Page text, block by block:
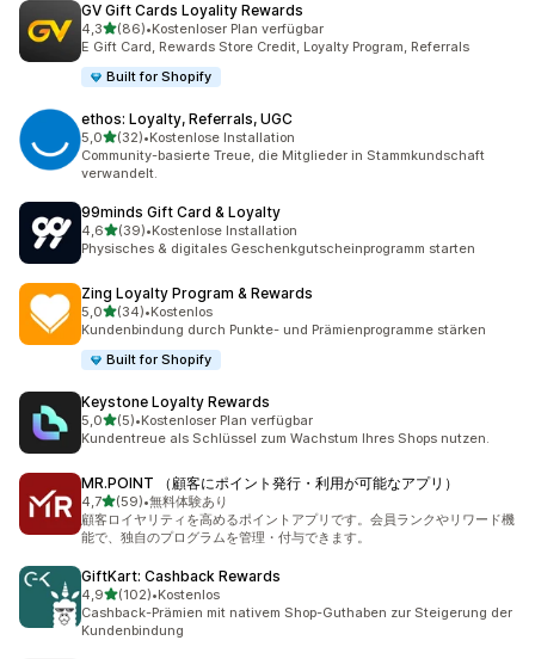
GV Gift Cards Loyality Rewards
4,3von 5 Sternen
(86)
86 Rezensionen insgesamt
•Kostenloser Plan verfügbar
E Gift Card, Rewards Store Credit, Loyalty Program, Referrals
Built for Shopify
ethos: Loyalty, Referrals, UGC
5,0von 5 Sternen
(32)
32 Rezensionen insgesamt
•Kostenlose Installation
Community-basierte Treue, die Mitglieder in Stammkundschaft
verwandelt.
99minds Gift Card & Loyalty
4,6von 5 Sternen
(39)
39 Rezensionen insgesamt
•Kostenlose Installation
Physisches & digitales Geschenkgutscheinprogramm starten
Zing Loyalty Program & Rewards
5,0von 5 Sternen
(34)
34 Rezensionen insgesamt
•Kostenlos
Kundenbindung durch Punkte- und Prämienprogramme stärken
Built for Shopify
Keystone Loyalty Rewards
5,0von 5 Sternen
(5)
5 Rezensionen insgesamt
•Kostenloser Plan verfügbar
Kundentreue als Schlüssel zum Wachstum Ihres Shops nutzen.
MR.POINT （顧客にポイント発行・利用が可能なアプリ）
4,7von 5 Sternen
(59)
59 Rezensionen insgesamt
•無料体験あり
顧客ロイヤリティを高めるポイントアプリです。会員ランクやリワード機
能で、独自のプログラムを管理・付与できます。
GiftKart: Cashback Rewards
4,9von 5 Sternen
(102)
102 Rezensionen insgesamt
•Kostenlos
Cashback-Prämien mit nativem Shop-Guthaben zur Steigerung der
Kundenbindung